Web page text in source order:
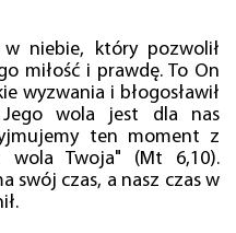
niebie, który pozwolił
miłość i prawdę. To On
wyzwania i błogosławił
wola jest dla nas
ten moment z
wola Twoja" (Mt 6,10).
swój czas, a nasz czas w